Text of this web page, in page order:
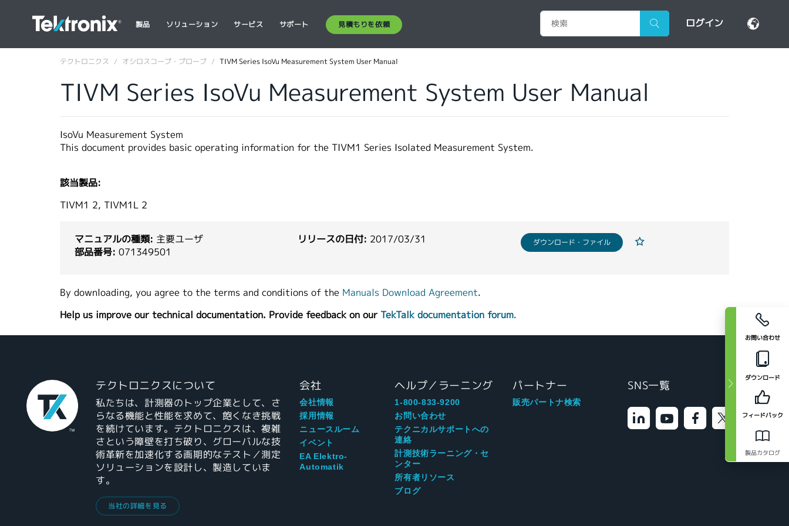
製品 ソリューション サービス サポート 見積もりを依頼 ログイン
お問い合わせ
ダウンロード
フィードバック
製品カタログ
テクトロニクス オシロスコープ・プローブ TIVM Series IsoVu Measurement System User Manual
TIVM Series IsoVu Measurement System User Manual
IsoVu Measurement System
This document provides basic operating information for the TIVM1 Series Isolated Measurement System.
該当製品:
TIVM1 2, TIVM1L 2
マニュアルの種類: 主要ユーザ
部品番号: 071349501
リリースの日付: 2017/03/31 ダウンロード・ファイル
By downloading, you agree to the terms and conditions of the Manuals Download Agreement.
Help us improve our technical documentation. Provide feedback on our TekTalk documentation forum.
テクトロニクスについて
私たちは、計測器のトップ企業として、さ
らなる機能と性能を求めて、飽くなき挑戦
を続けています。テクトロニクスは、複雑
さという障壁を打ち破り、グローバルな技
術革新を加速化する画期的なテスト／測定
ソリューションを設計し、製造していま
す。
当社の詳細を見る
会社
会社情報
採用情報
ニュースルーム
イベント
EA Elektro-
Automatik
ヘルプ／ラーニング
1-800-833-9200
お問い合わせ
テクニカルサポートへの
連絡
計測技術ラーニング・セ
ンター
所有者リソース
ブログ
パートナー
販売パートナ検索
SNS一覧